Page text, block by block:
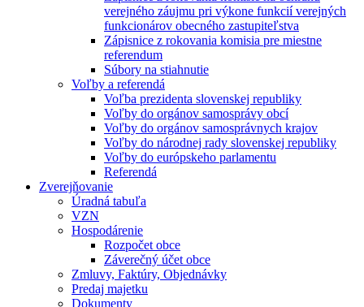
verejného záujmu pri výkone funkcií verejných
funkcionárov obecného zastupiteľstva
Zápisnice z rokovania komisia pre miestne
referendum
Súbory na stiahnutie
Voľby a referendá
Voľba prezidenta slovenskej republiky
Voľby do orgánov samosprávy obcí
Voľby do orgánov samosprávnych krajov
Voľby do národnej rady slovenskej republiky
Voľby do európskeho parlamentu
Referendá
Zverejňovanie
Úradná tabuľa
VZN
Hospodárenie
Rozpočet obce
Záverečný účet obce
Zmluvy, Faktúry, Objednávky
Predaj majetku
Dokumenty